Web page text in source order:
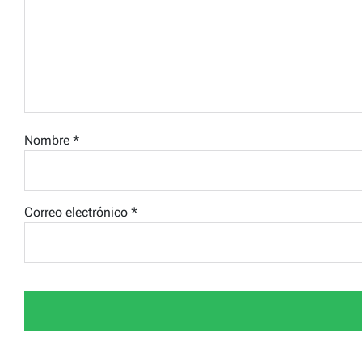
Nombre *
Correo electrónico *